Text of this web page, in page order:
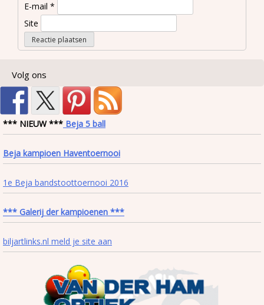
E-mail *
Site
Volg ons
*** NIEUW *** Beja 5 ball
Beja kampioen Haventoernooi
1e Beja bandstoottoernooi 2016
*** Galerij der kampioenen ***
biljartlinks.nl meld je site aan